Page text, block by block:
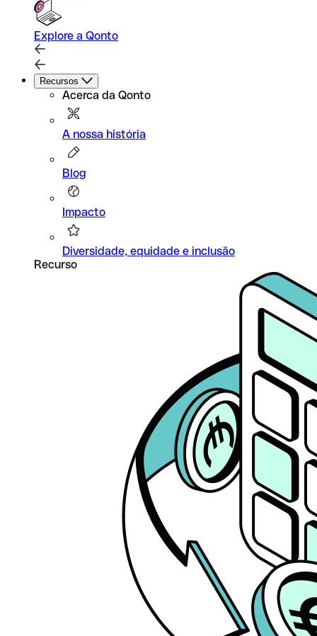
Explore a Qonto
Recursos
Acerca da Qonto
A nossa história
Blog
Impacto
Diversidade, equidade e inclusão
Recurso